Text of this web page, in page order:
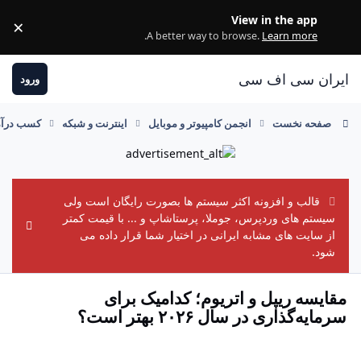
View in the app
A better way to browse. Learn more
.
×
ایران سی اف سی ورود
صفحه نخست انجمن کامپیوتر و موبایل اینترنت و شبکه کسب
قالب و افزونه اکثر سیستم ها بصورت رایگان است ولی
سیستم های وردپرس، جوملا، پرستاشاپ و ... با قیمت کمتر
از سایت های مشابه ایرانی در اختیار شما قرار داده می
شود.
مقایسه ریپل و اتریوم؛ کدامیک برای
سرمایه‌گذاری در سال ۲۰۲۶ بهتر است؟